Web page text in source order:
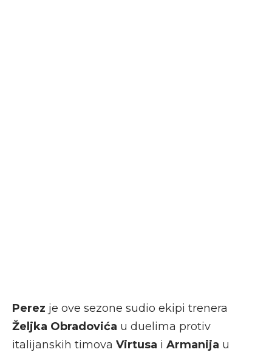
Perez je ove sezone sudio ekipi trenera
Željka Obradovića u duelima protiv
italijanskih timova Virtusa i Armanija u